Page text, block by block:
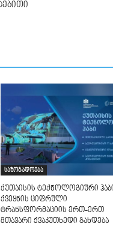
საზოგადოება
ქუთაისის ტექნოლოგიური
ქვეყნის ციფრული
ტრანსფორმაციის ერთ-ერთ
მთავარი ქვაკუთხედი გახდება